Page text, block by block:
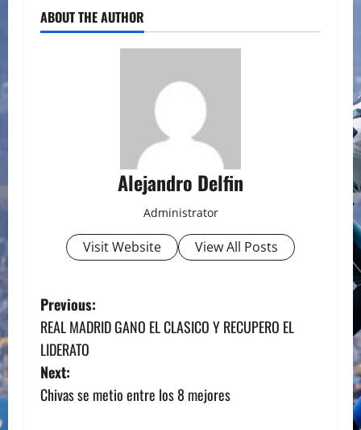
ABOUT THE AUTHOR
Alejandro Delfin
Administrator
Visit Website View All Posts
P
o
s
t
Previous:
REAL MADRID GANO EL CLASICO Y RECUPERO EL
LIDERATO
Next:
Chivas se metio entre los 8 mejores